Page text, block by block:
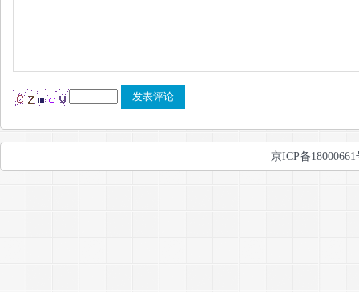
京ICP备18000661